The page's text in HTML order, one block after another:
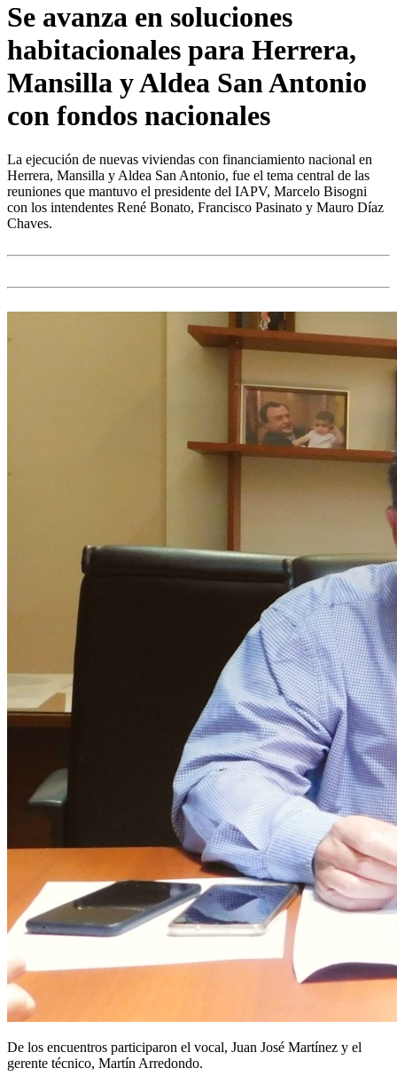
Se avanza en soluciones
habitacionales para Herrera,
Mansilla y Aldea San Antonio
con fondos nacionales
La ejecución de nuevas viviendas con financiamiento nacional en
Herrera, Mansilla y Aldea San Antonio, fue el tema central de las
reuniones que mantuvo el presidente del IAPV, Marcelo Bisogni
con los intendentes René Bonato, Francisco Pasinato y Mauro Díaz
Chaves.
De los encuentros participaron el vocal, Juan José Martínez y el
gerente técnico, Martín Arredondo.